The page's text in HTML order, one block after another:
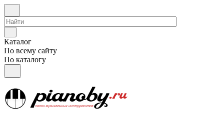
Каталог
По всему сайту
По каталогу